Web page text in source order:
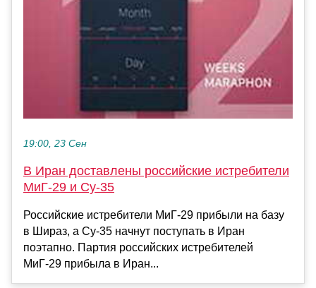
19:00, 23 Сен
В Иран доставлены российские истребители
МиГ-29 и Су-35
Российские истребители МиГ-29 прибыли на базу
в Шираз, а Су-35 начнут поступать в Иран
поэтапно. Партия российских истребителей
МиГ-29 прибыла в Иран...